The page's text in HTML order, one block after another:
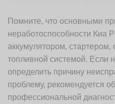
Помните, что основными
неработоспособности Киа
аккумулятором, стартером,
топливной системой. Если
определить причину
проблему, рекомендуется
профессиональной